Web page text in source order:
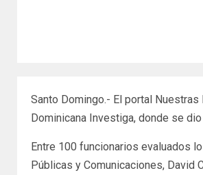
Santo Domingo.- El portal
Dominicana Investiga, donde se
Entre 100 funcionarios evaluados
Públicas y Comunicaciones, David